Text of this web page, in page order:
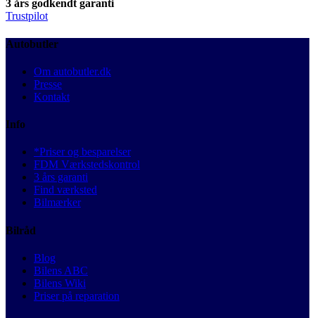
3 års godkendt garanti
Trustpilot
Autobutler
Om autobutler.dk
Presse
Kontakt
Info
*Priser og besparelser
FDM Værkstedskontrol
3 års garanti
Find værksted
Bilmærker
Bilråd
Blog
Bilens ABC
Bilens Wiki
Priser på reparation